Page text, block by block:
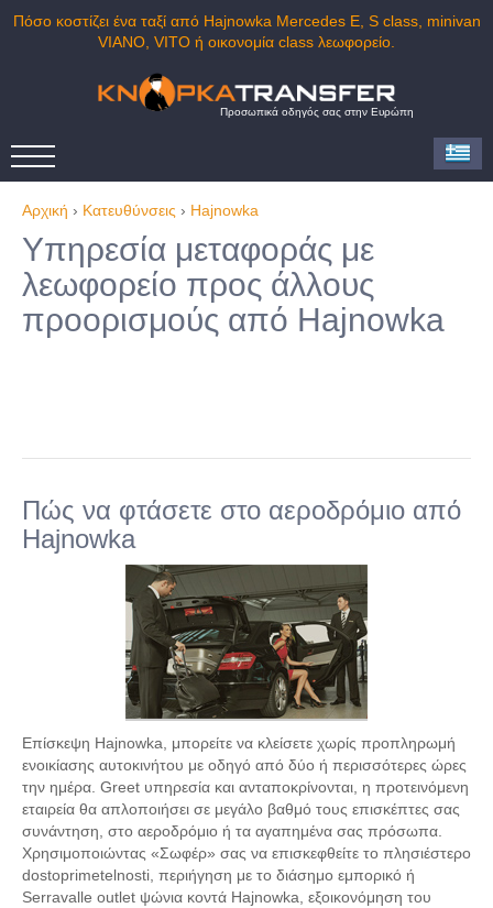
Πόσο κοστίζει ένα ταξί από Hajnowka Mercedes E, S class, minivan
VIANO, VITO ή οικονομία class λεωφορείο.
Προσωπικά οδηγός σας στην Ευρώπη
Αρχική › Κατευθύνσεις › Hajnowka
Υπηρεσία μεταφοράς με
λεωφορείο προς άλλους
προορισμούς από Hajnowka
Πώς να φτάσετε στο αεροδρόμιο από
Hajnowka
Επίσκεψη Hajnowka, μπορείτε να κλείσετε χωρίς προπληρωμή
ενοικίασης αυτοκινήτου με οδηγό από δύο ή περισσότερες ώρες
την ημέρα. Greet υπηρεσία και ανταποκρίνονται, η προτεινόμενη
εταιρεία θα απλοποιήσει σε μεγάλο βαθμό τους επισκέπτες σας
συνάντηση, στο αεροδρόμιο ή τα αγαπημένα σας πρόσωπα.
Χρησιμοποιώντας «Σωφέρ» σας να επισκεφθείτε το πλησιέστερο
dostoprimetelnosti, περιήγηση με το διάσημο εμπορικό ή
Serravalle outlet ψώνια κοντά Hajnowka, εξοικονόμηση του